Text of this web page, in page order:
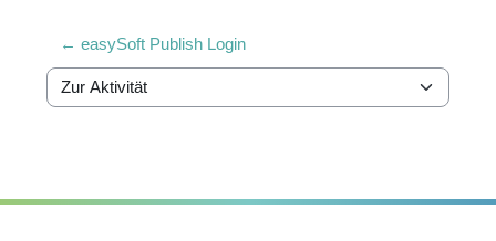
← easySoft Publish Login
Zur Aktivität